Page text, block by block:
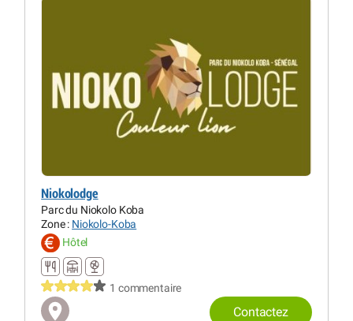
Niokolodge
Parc du Niokolo Koba
Zone : Niokolo-Koba
Hôtel
1 commentaire
Contactez